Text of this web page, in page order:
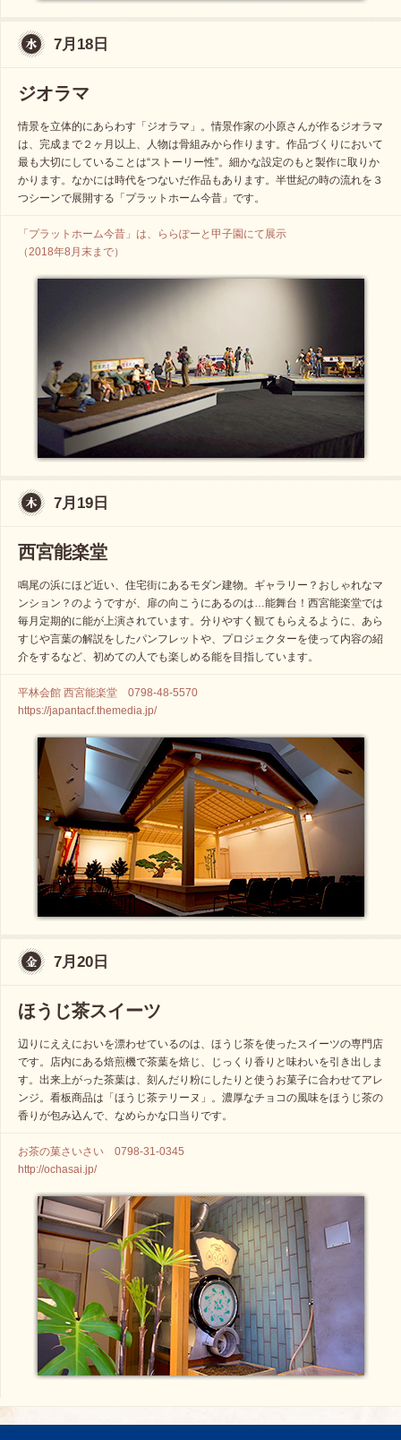
7月18日
ジオラマ
情景を立体的にあらわす「ジオラマ」。情景作家の小原さんが作るジオラマ
は、完成まで２ヶ月以上、人物は骨組みから作ります。作品づくりにおいて
最も大切にしていることは“ストーリー性”。細かな設定のもと製作に取りか
かります。なかには時代をつないだ作品もあります。半世紀の時の流れを３
つシーンで展開する「プラットホーム今昔」です。
「プラットホーム今昔」は、ららぽーと甲子園にて展示
（2018年8月末まで）
7月19日
西宮能楽堂
鳴尾の浜にほど近い、住宅街にあるモダン建物。ギャラリー？おしゃれなマ
ンション？のようですが、扉の向こうにあるのは…能舞台！西宮能楽堂では
毎月定期的に能が上演されています。分りやすく観てもらえるように、あら
すじや言葉の解説をしたパンフレットや、プロジェクターを使って内容の紹
介をするなど、初めての人でも楽しめる能を目指しています。
平林会館 西宮能楽堂 0798-48-5570
https://japantacf.themedia.jp/
7月20日
ほうじ茶スイーツ
辺りにええにおいを漂わせているのは、ほうじ茶を使ったスイーツの専門店
です。店内にある焙煎機で茶葉を焙じ、じっくり香りと味わいを引き出しま
す。出来上がった茶葉は、刻んだり粉にしたりと使うお菓子に合わせてアレ
ンジ。看板商品は「ほうじ茶テリーヌ」。濃厚なチョコの風味をほうじ茶の
香りが包み込んで、なめらかな口当りです。
お茶の菓さいさい 0798-31-0345
http://ochasai.jp/